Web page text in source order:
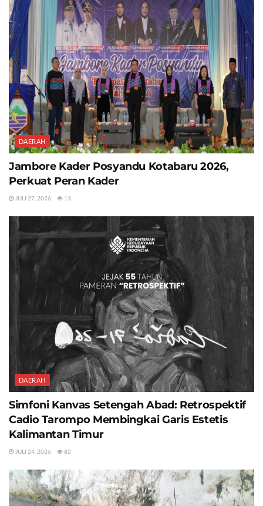
DAERAH
Jambore Kader Posyandu Kotabaru 2026,
Perkuat Peran Kader
JULI 27, 2026 13
DAERAH
Simfoni Kanvas Setengah Abad: Retrospektif
Cadio Tarompo Membingkai Garis Estetis
Kalimantan Timur
JULI 24, 2026 82